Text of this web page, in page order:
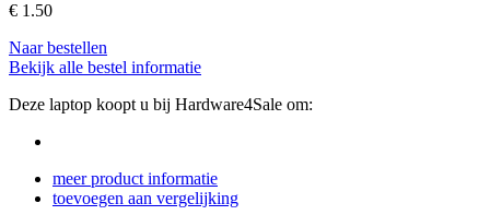
€ 1.50
Naar bestellen
Bekijk alle bestel informatie
Deze laptop koopt u bij Hardware4Sale om:
meer product informatie
toevoegen aan vergelijking